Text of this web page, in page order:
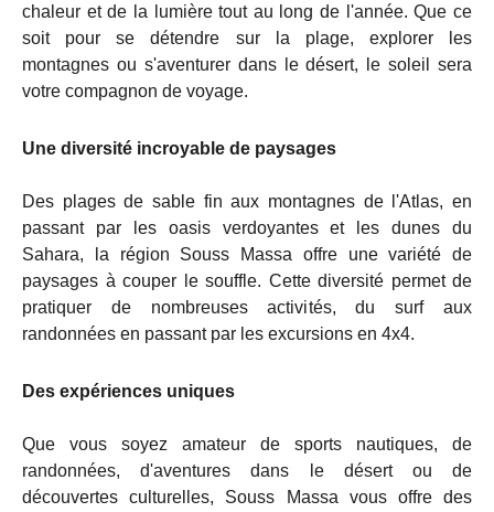
chaleur et de la lumière tout au long de l'année. Que ce
soit pour se détendre sur la plage, explorer les
montagnes ou s'aventurer dans le désert, le soleil sera
votre compagnon de voyage.
Une diversité incroyable de paysages
Des plages de sable fin aux montagnes de l'Atlas, en
passant par les oasis verdoyantes et les dunes du
Sahara, la région Souss Massa offre une variété de
paysages à couper le souffle. Cette diversité permet de
pratiquer de nombreuses activités, du surf aux
randonnées en passant par les excursions en 4x4.
Des expériences uniques
Que vous soyez amateur de sports nautiques, de
randonnées, d'aventures dans le désert ou de
découvertes culturelles, Souss Massa vous offre des